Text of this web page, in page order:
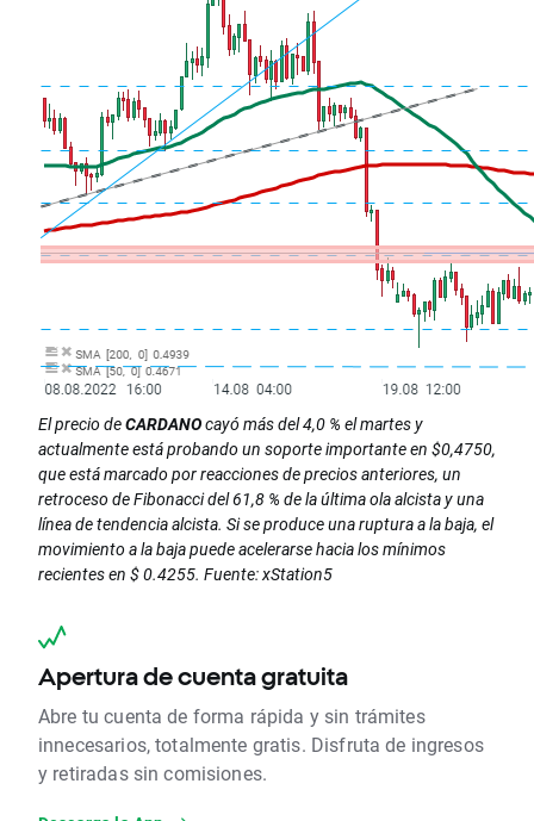
El precio deCARDANOcayó más del 4,0 % el martes y
actualmente está probando un soporte importante en $0,4750,
que está marcado por reacciones de precios anteriores, un
retroceso de Fibonacci del 61,8 % de la última ola alcista y una
línea de tendencia alcista. Si se produce una ruptura a la baja, el
movimiento a la baja puede acelerarse hacia los mínimos
recientes en $ 0.4255. Fuente: xStation5
Apertura de cuenta gratuita
Abre tu cuenta de forma rápida y sin trámites
innecesarios, totalmente gratis. Disfruta de ingresos
y retiradas sin comisiones.